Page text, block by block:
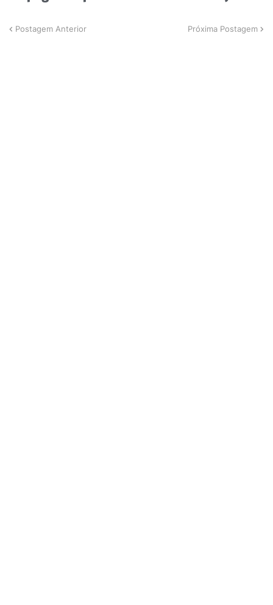
Postagem Anterior Próxima Postagem